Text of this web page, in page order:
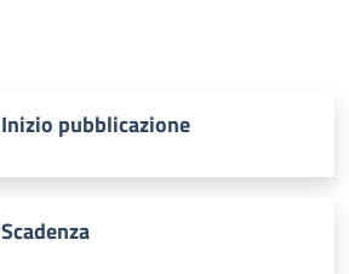
Inizio pubblicazione
Scadenza